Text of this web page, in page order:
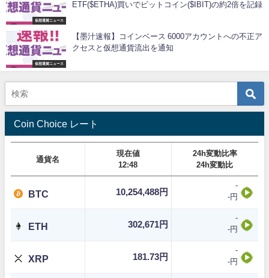
仮想通貨ニュース
ETF($ETHA)買いでビットコイン($IBIT)の約2倍を記録
仮想通貨ニュース
【墨汁速報】コインベース 6000アカウントへの不正ア
クセスと仮想通貨流出を通知
Coin Choice レート
通貨名
現在値
12:48
24h変動比率
24h変動比
BTC 10,254,488円
-
-円
ETH 302,671円
-
-円
XRP 181.73円
-
-円